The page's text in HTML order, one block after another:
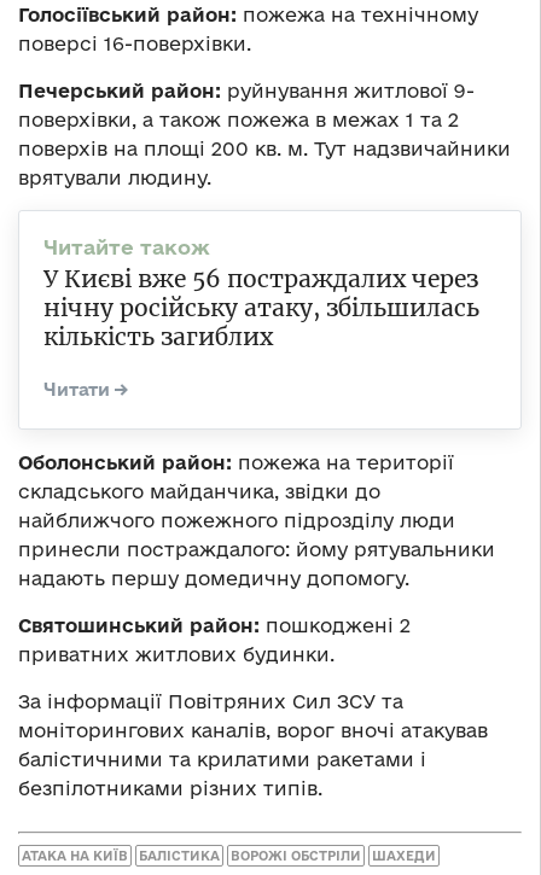
Голосіївський район: пожежа на технічному
поверсі 16-поверхівки.
Печерський район: руйнування житлової 9-
поверхівки, а також пожежа в межах 1 та 2
поверхів на площі 200 кв. м. Тут надзвичайники
врятували людину.
У Києві вже 56 постраждалих через
нічну російську атаку, збільшилась
кількість загиблих
Оболонський район: пожежа на території
складського майданчика, звідки до
найближчого пожежного підрозділу люди
принесли постраждалого: йому рятувальники
надають першу домедичну допомогу.
Святошинський район: пошкоджені 2
приватних житлових будинки.
За інформації Повітряних Сил ЗСУ та
моніторингових каналів, ворог вночі атакував
балістичними та крилатими ракетами і
безпілотниками різних типів.
АТАКА НА КИЇВ БАЛІСТИКА ВОРОЖІ ОБСТРІЛИ ШАХЕДИ